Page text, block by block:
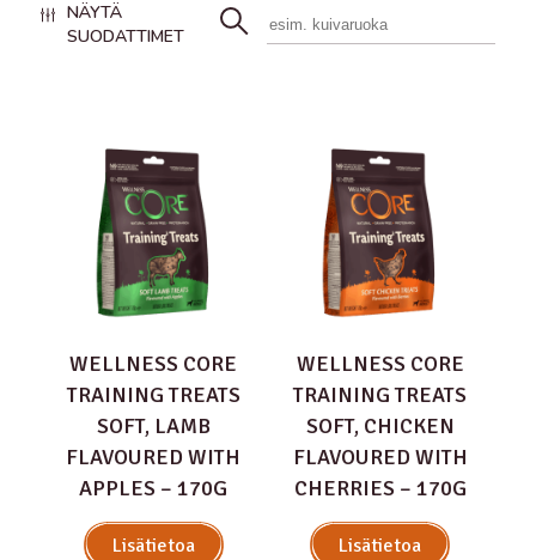
NÄYTÄ
SUODATTIMET
WELLNESS CORE
TRAINING TREATS
SOFT, LAMB
FLAVOURED WITH
APPLES – 170G
Lisätietoa
WELLNESS CORE
TRAINING TREATS
SOFT, CHICKEN
FLAVOURED WITH
CHERRIES – 170G
Lisätietoa